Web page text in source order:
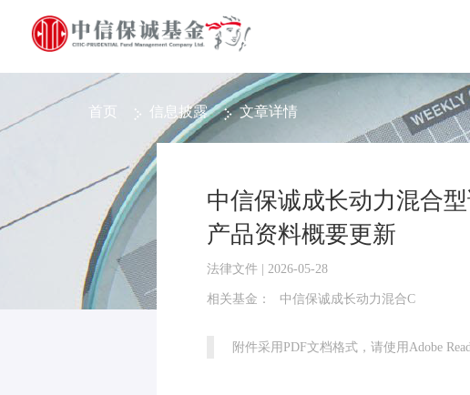
首页 信息披露 文章详情
中信保诚成长动力混合
产品资料概要更新
法律文件 | 2026-05-28
相关基金： 中信保诚成长动力混合C
附件采用PDF文档格式，请使用Adobe